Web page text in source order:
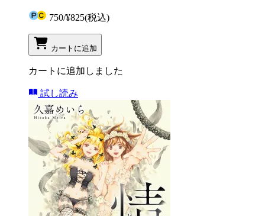
750/¥825(税込)
カートに追加
カートに追加しました
試し読み